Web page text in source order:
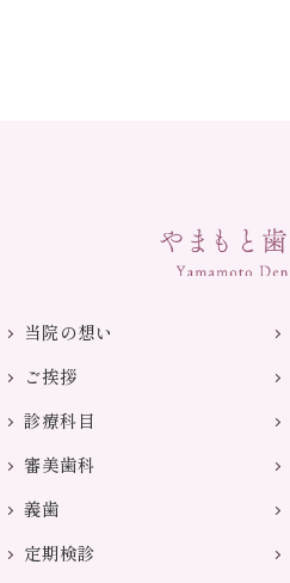
当院の想い
ご挨拶
診療科目
審美歯科
義歯
定期検診